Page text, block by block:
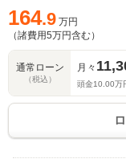
164.9 万円
（諸費用5万円含む）
通常ローン
（税込）
月々
頭金10.00万